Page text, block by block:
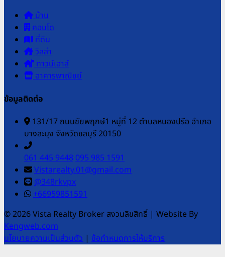
บ้าน
คอนโด
ที่ดิน
วิลล่า
ทาวน์เฮาส์
อาคารพาณิชย์
ข้อมูลติดต่อ
131/17 ถนนชัยพฤกษ์1 หมู่ที่ 12 ตำบลหนองปรือ อำเภอ
บางละมุง จังหวัดชลบุรี 20150
061 445 9448095 985 1591
Vistarealty.01@gmail.com
@348rkvpx
+66959851591
© 2026 Vista Realty Broker สงวนลิขสิทธิ์ | Website By
Kengweb.com
นโยบายความเป็นส่วนตัว | ข้อกำหนดการให้บริการ